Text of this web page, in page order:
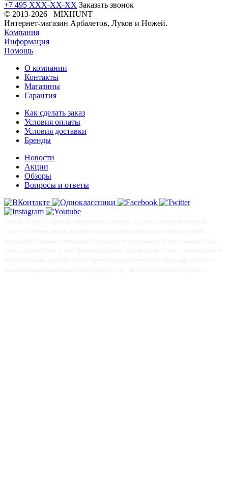
+7 495 XXX-XX-XX Заказать звонок
© 2013-2026 MIXHUNT
Интернет-магазин Арбалетов, Луков и Ножей.
Компания
Информация
Помощь
О компании
Контакты
Магазины
Гарантия
Как сделать заказ
Условия оплаты
Условия доставки
Бренды
Новости
Акции
Обзоры
Вопросы и ответы